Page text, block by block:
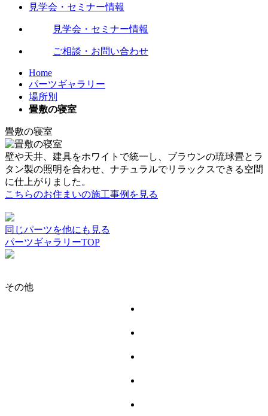
見学会・セミナー情報
見学会・セミナー情報
ご相談・お問い合わせ
Home
パーツギャラリー
場所別
畳敷の寝室
畳敷の寝室
壁や天井、建具をホワイトで統一し、ブラウンの琉球畳とラ
タン製の照明を合わせ、ナチュラルでリラックスできる空間
に仕上がりました。
こちらのお住まいの施工事例を見る
同じパーツを他にも見る
パーツギャラリーTOP
その他